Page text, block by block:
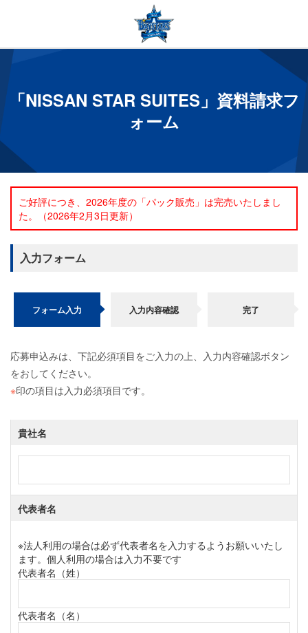
「NISSAN STAR SUITES」資料請求フ
ォーム
ご好評につき、2026年度の「パック販売」は完売いたしまし
た。（2026年2月3日更新）
入力フォーム
フォーム入力 入力内容確認 完了
応募申込みは、下記必須項目をご入力の上、入力内容確認ボタン
をおしてください。
※印の項目は入力必須項目です。
貴社名
代表者名
※法人利用の場合は必ず代表者名を入力するようお願いいたし
ます。個人利用の場合は入力不要です
代表者名（姓）
代表者名（名）